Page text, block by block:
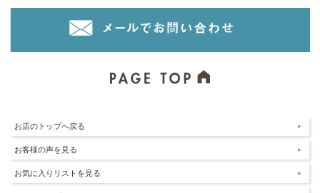
お店のトップへ戻る
お客様の声を見る
お気に入りリストを見る